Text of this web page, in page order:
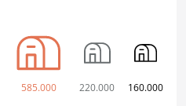
585.000 220.000 160.000